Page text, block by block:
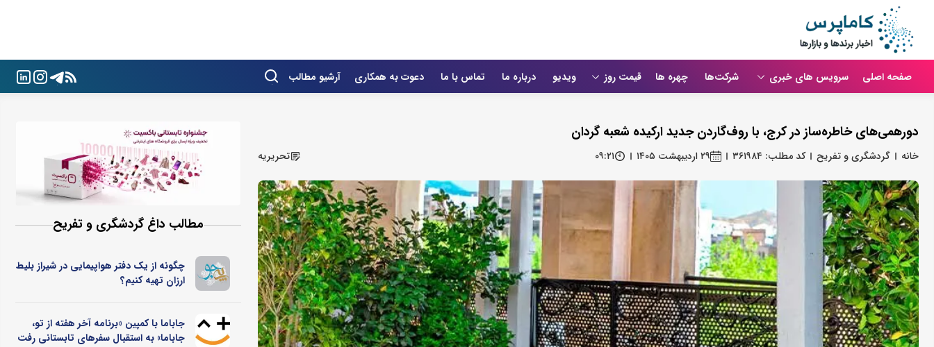
صفحه اصلی سرویس های خبری شرکت‌ها چهره ها قیمت روز ویدیو درباره ما تماس با ما دعوت به همکاری آرشیو مطالب
دورهمی‌های خاطره‌ساز در کرج، با روف‌گاردن جدید ارکیده شعبه گردان
خانه گردشگری و تفریح کد مطلب: ۳۶۱۹۸۴ ۲۹ اردیبهشت ۱۴۰۵ ۰۹:۲۱ تحریریه
مطالب داغ گردشگری و تفریح
چگونه از یک دفتر هواپیمایی در شیراز بلیط
ارزان تهیه کنیم؟
جاباما با کمپین «برنامه آخر هفته از تو،
جاباما» به استقبال سفرهای تابستانی رفت